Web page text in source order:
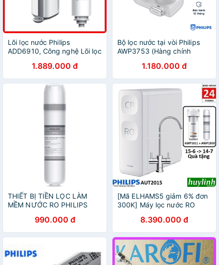
Lõi lọc nước Philips
ADD6910, Công nghệ Lõi lọc
1.889.000 đ
Bộ lọc nước tại vòi Philips
AWP3753 (Hàng chính
1.180.000 đ
THIẾT BỊ TIỀN LỌC LÀM
MỀM NƯỚC RO PHILIPS
990.000 đ
[Mã ELHAMS5 giảm 6% đơn
300K] Máy lọc nước RO
rửa - Tặng Philips AWP1811
+ AWP1808
8.390.000 đ